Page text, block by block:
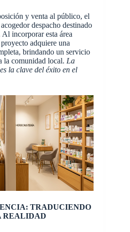
y venta al público, el
despacho destinado
incorporar esta área
adquiere una
brindando un servicio
la comunidad local. La
la clave del éxito en el
TRADUCIENDO
REALIDAD